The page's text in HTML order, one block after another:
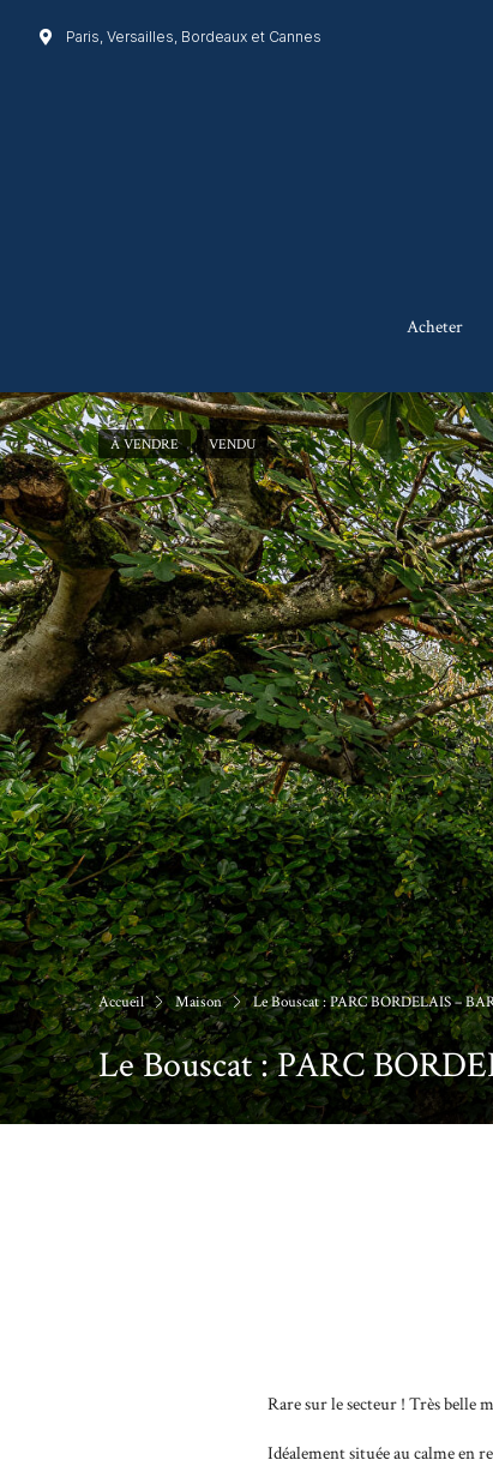
Paris, Versailles, Bordeaux et Cannes
Acheter
À VENDRE VENDU
Accueil Maison Le Bouscat : PARC BORDELAIS –
Le Bouscat : PARC
Rare sur le secteur ! Très belle
Idéalement située au calme en